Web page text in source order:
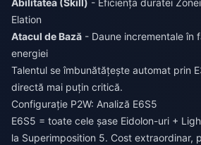
Abilitatea (Skill) - Eficiența duratei
Elation
Atacul de Bază - Daune incrementale în
energiei
Talentul se îmbunătățește automat prin
directă mai puțin critică.
Configurație P2W: Analiză E6S5
E6S5 = toate cele șase Eidolon-uri +
la Superimposition 5. Cost extraordinar,